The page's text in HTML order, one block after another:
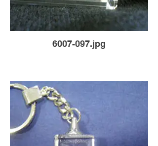
6007-097.jpg